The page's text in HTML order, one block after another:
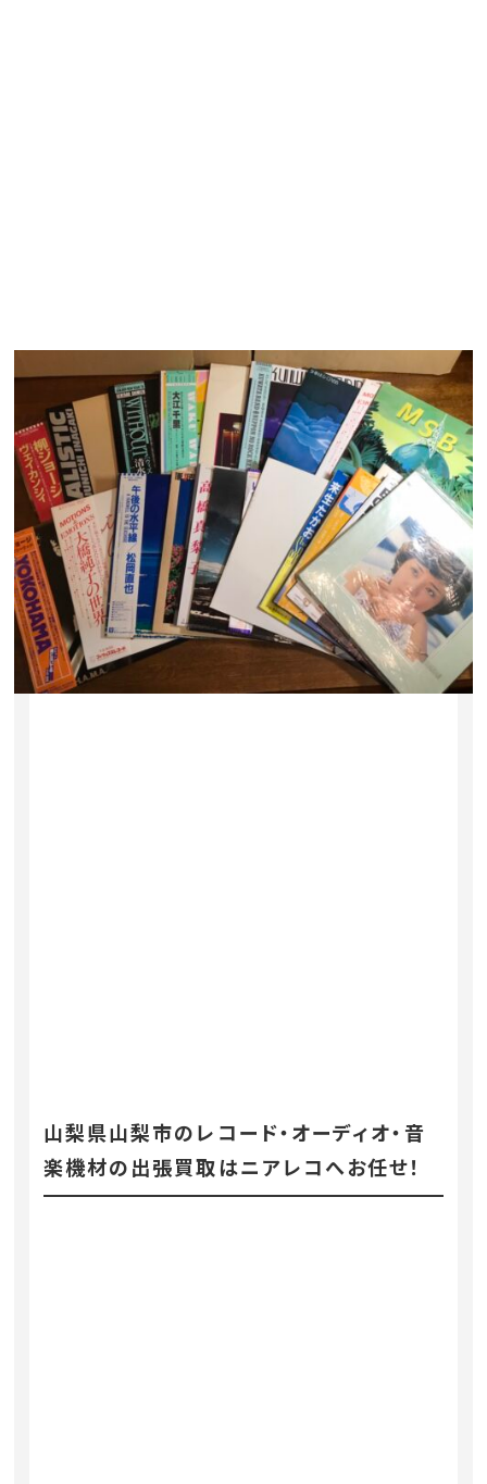
山梨県山梨市のレコード・オーディオ・音
楽機材の出張買取はニアレコへお任せ！